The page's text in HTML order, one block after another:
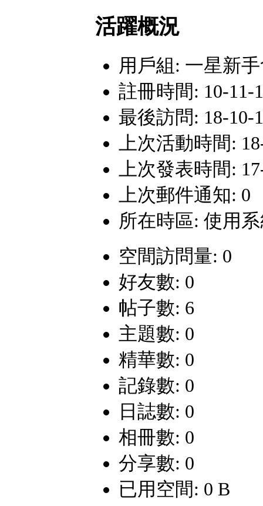
活躍概況
用戶組: 一星新
註冊時間: 10-11-
最後訪問: 18-10-
上次活動時間:
上次發表時間:
上次郵件通知: 0
所在時區: 使用
空間訪問量: 0
好友數: 0
帖子數: 6
主題數: 0
精華數: 0
記錄數: 0
日誌數: 0
相冊數: 0
分享數: 0
已用空間: 0 B